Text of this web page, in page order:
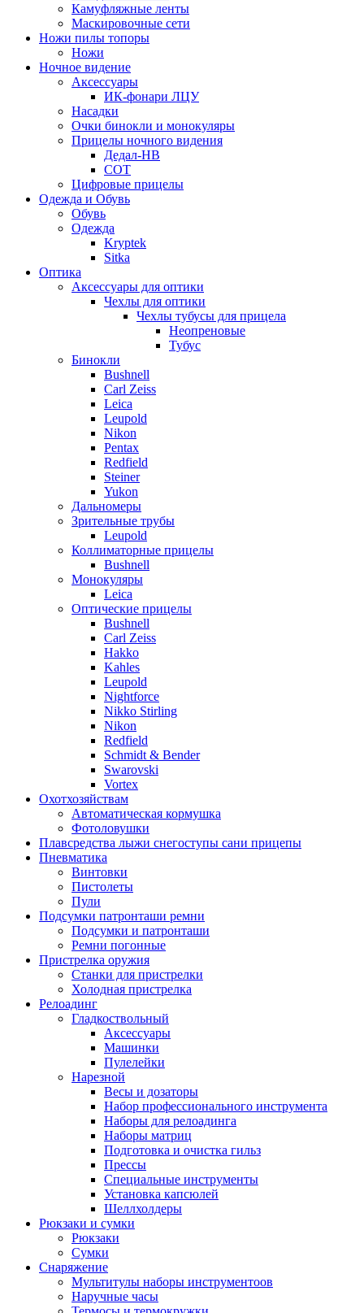
Камуфляжные ленты
Маскировочные сети
Ножи пилы топоры
Ножи
Ночное видение
Аксессуары
ИК-фонари ЛЦУ
Насадки
Очки бинокли и монокуляры
Прицелы ночного видения
Дедал-НВ
СОТ
Цифровые прицелы
Одежда и Обувь
Обувь
Одежда
Kryptek
Sitka
Оптика
Аксессуары для оптики
Чехлы для оптики
Чехлы тубусы для прицела
Неопреновые
Тубус
Бинокли
Bushnell
Carl Zeiss
Leica
Leupold
Nikon
Pentax
Redfield
Steiner
Yukon
Дальномеры
Зрительные трубы
Leupold
Коллиматорные прицелы
Bushnell
Монокуляры
Leica
Оптические прицелы
Bushnell
Carl Zeiss
Hakko
Kahles
Leupold
Nightforce
Nikko Stirling
Nikon
Redfield
Schmidt & Bender
Swarovski
Vortex
Охотхозяйствам
Автоматическая кормушка
Фотоловушки
Плавсредства лыжи снегоступы сани прицепы
Пневматика
Винтовки
Пистолеты
Пули
Подсумки патронташи ремни
Подсумки и патронташи
Ремни погонные
Пристрелка оружия
Станки для пристрелки
Холодная пристрелка
Релоадинг
Гладкоствольный
Аксессуары
Машинки
Пулелейки
Нарезной
Весы и дозаторы
Набор профессионального инструмента
Наборы для релоадинга
Наборы матриц
Подготовка и очистка гильз
Прессы
Специальные инструменты
Установка капсюлей
Шеллхолдеры
Рюкзаки и сумки
Рюкзаки
Сумки
Снаряжение
Мультитулы наборы инструментоов
Наручные часы